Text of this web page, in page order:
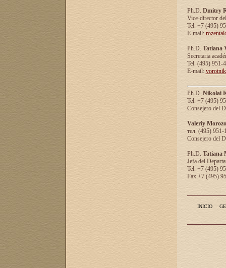
Ph.D. Dmitry
Vice-director
Tel. +7 (495)
E-mail:
Ph.D. Tatiana
Secretaria
Tel. (495) 951-
E-mail:
Ph.D. Nikolai
Tel. +7 (495)
Consejero del
Valeriy
тел. (495) 951-
Consejero del
Ph.D. Tatiana
Jefa del
Tel. +7 (495)
Fax +7 (495)
INICIO